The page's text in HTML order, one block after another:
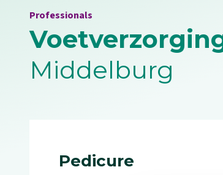
Professionals
Middelburg
Pedicure